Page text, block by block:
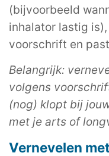
(bijvoorbeeld
inhalator lastig
voorschrift en
Belangrijk:
volgens
(nog) klopt bij
met je arts of
Vernevelen